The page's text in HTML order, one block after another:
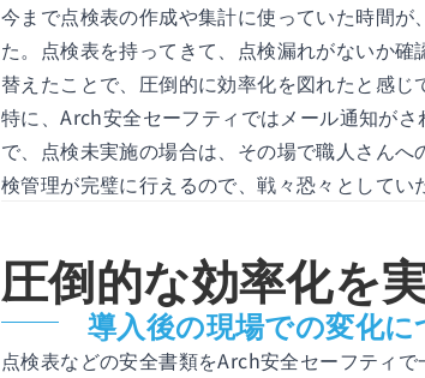
今まで点検表の作成や集計に使っていた時間
た。点検表を持ってきて、点検漏れがないか
替えたことで、圧倒的に効率化を図れたと感じ
特に、Arch安全セーフティではメール通知が
で、点検未実施の場合は、その場で職人さん
検管理が完璧に行えるので、戦々恐々として
圧倒的な効率化を実
導入後の現場での変化に
点検表などの安全書類をArch安全セーフティ